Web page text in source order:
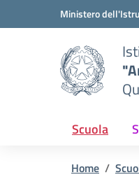
Vai ai contenuti
Vai al menu di navigazione
Ministero
Scuola
Home